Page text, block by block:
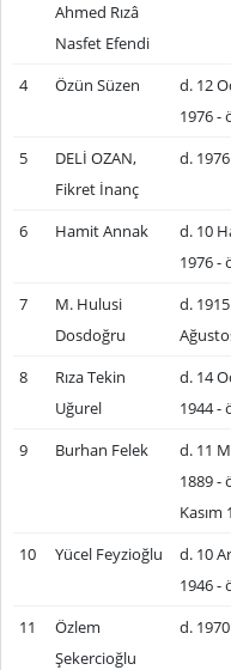
Ahmed Rızâ
Nasfet Efendi
4 Özün Süzen
d. 12
1976 -
5
DELİ OZAN,
Fikret İnanç
d.
6 Hamit Annak
d. 10
1976 -
7
M. Hulusi
Dosdoğru
d.
8
Rıza Tekin
Uğurel
d. 14
1944 -
9 Burhan Felek
d. 11
1889 -
Kasım
10 Yücel Feyzioğlu
d. 10
1946 -
11
Özlem
Şekercioğlu
d.